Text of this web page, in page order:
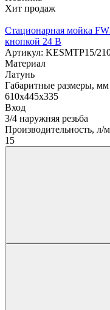
Хит продаж
Стационарная мойка
кнопкой 24 В
Артикул: KESMTP15/
Материал
Латунь
Габаритные размеры, мм
610x445x335
Вход
3/4 наружняя резьба
Производительность, л/
15